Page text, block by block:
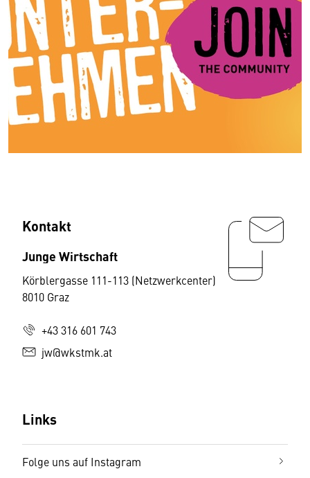
Kontakt
Junge Wirtschaft
Körblergasse 111-113 (Netzwerkcenter)
8010 Graz
+43 316 601 743
jw@wkstmk.at
Links
Folge uns auf Instagram